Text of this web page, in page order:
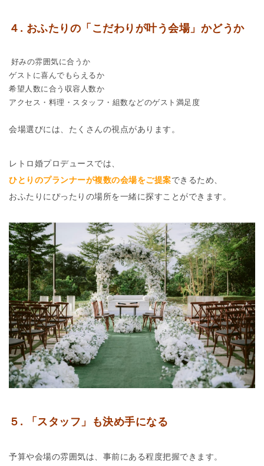
４. おふたりの「こだわりが叶う会場」かどうか
好みの雰囲気に合うか
ゲストに喜んでもらえるか
希望人数に合う収容人数か
アクセス・料理・スタッフ・組数などのゲスト満足度
会場選びには、たくさんの視点があります。
レトロ婚プロデュースでは、
ひとりのプランナーが複数の会場をご提案できるため、
おふたりにぴったりの場所を一緒に探すことができます。
５. 「スタッフ」も決め手になる
予算や会場の雰囲気は、事前にある程度把握できます。